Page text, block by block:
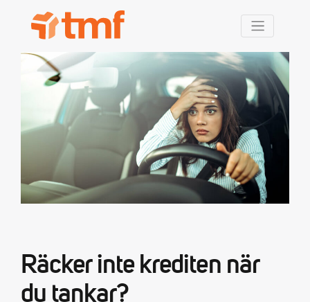
Räcker inte krediten när
du tankar?